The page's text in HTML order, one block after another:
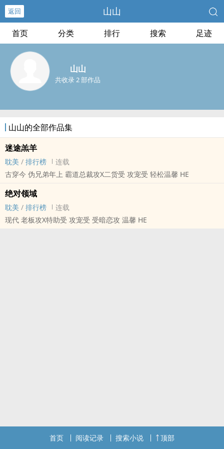
返回 山山
首页 分类 排行 搜索 足迹
山山
共收录 2 部作品
山山的全部作品集
迷途羔羊
耽美 / 排行榜
连载
古穿今 伪兄弟年上 霸道总裁攻X二货受 攻宠受 轻松温馨 HE
绝对领域
耽美 / 排行榜
连载
现代 老板攻X特助受 攻宠受 受暗恋攻 温馨 HE
首页 阅读记录 搜索小说 顶部